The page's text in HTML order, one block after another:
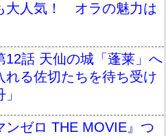
大人気！ オラの魅力は
12話 天仙の城「蓬莱」へ
れる佐切たちを待ち受け
ンゼロ THE MOVIE』つ